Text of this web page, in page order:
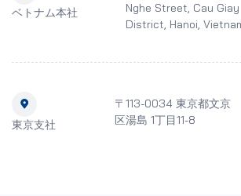
ベトナム本社
Nghe Street, Cau Giay
District, Hanoi,
東京支社
〒113-0034 東京都文京
区湯島 1丁目11-8